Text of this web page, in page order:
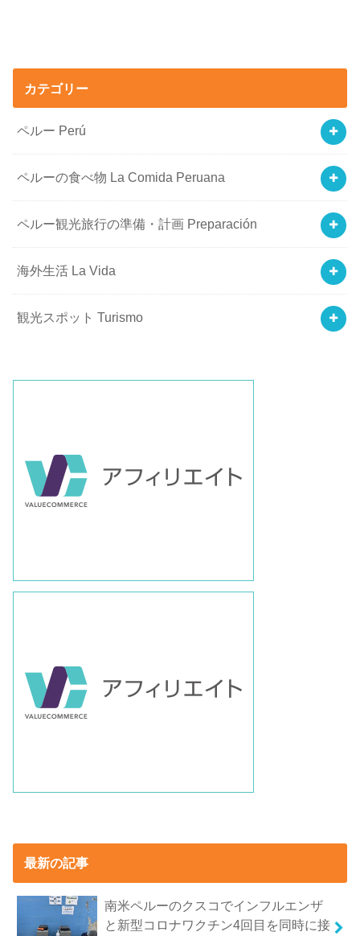
カテゴリー
ペルー Perú
ペルーの食べ物 La Comida Peruana
ペルー観光旅行の準備・計画 Preparación
海外生活 La Vida
観光スポット Turismo
最新の記事
南米ペルーのクスコでインフルエンザ
と新型コロナワクチン4回目を同時に接